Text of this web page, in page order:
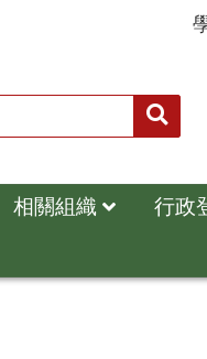
送出
相關組織 行政